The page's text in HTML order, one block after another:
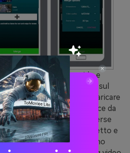
Android in modo rapido e
Video Merger Joiner Free sul
app è gratuita da scaricare
utente è semplice da
l'unione di video con diverse
formati, rapporti di aspetto e
annunci fastidiosi possono